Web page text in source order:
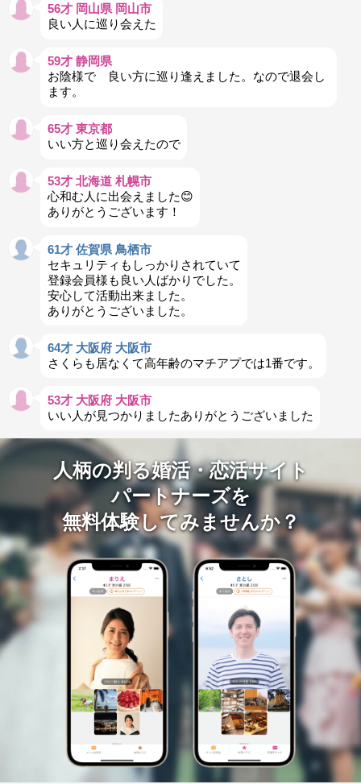
56才 岡山県 岡山市
良い人に巡り会えた
59才 静岡県
お陰様で 良い方に巡り逢えました。なので退会し
ます。
65才 東京都
いい方と巡り会えたので
53才 北海道 札幌市
心和む人に出会えました😊
ありがとうございます！
61才 佐賀県 鳥栖市
セキュリティもしっかりされていて
登録会員様も良い人ばかりでした。
安心して活動出来ました。
ありがとうございました。
64才 大阪府 大阪市
さくらも居なくて高年齢のマチアプでは1番です。
53才 大阪府 大阪市
いい人が見つかりましたありがとうございました
人柄の判る婚活・恋活サイト
パートナーズを
無料体験してみませんか？